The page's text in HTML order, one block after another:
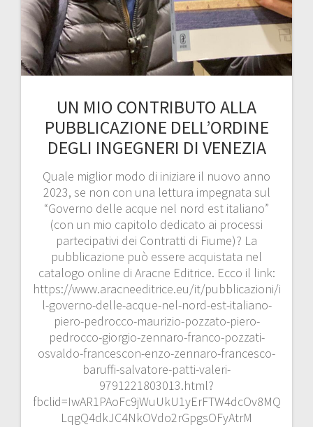
UN MIO CONTRIBUTO ALLA
PUBBLICAZIONE DELL’ORDINE
DEGLI INGEGNERI DI VENEZIA
Quale miglior modo di iniziare il nuovo anno
2023, se non con una lettura impegnata sul
“Governo delle acque nel nord est italiano”
(con un mio capitolo dedicato ai processi
partecipativi dei Contratti di Fiume)? La
pubblicazione può essere acquistata nel
catalogo online di Aracne Editrice. Ecco il link:
https://www.aracneeditrice.eu/it/pubblicazioni/i
l-governo-delle-acque-nel-nord-est-italiano-
piero-pedrocco-maurizio-pozzato-piero-
pedrocco-giorgio-zennaro-franco-pozzati-
osvaldo-francescon-enzo-zennaro-francesco-
baruffi-salvatore-patti-valeri-
9791221803013.html?
fbclid=IwAR1PAoFc9jWuUkU1yErFTW4dcOv8MQ
LqgQ4dkJC4NkOVdo2rGpgsOFyAtrM